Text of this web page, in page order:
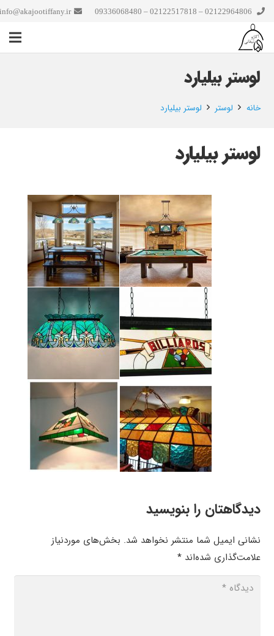
لوستر بیلیارد
خانه لوستر لوستر بیلیارد
لوستر بیلیارد
دیدگاهتان را بنویسید
نشانی ایمیل شما منتشر نخواهد شد. بخش‌های موردنیاز
علامت‌گذاری شده‌اند*